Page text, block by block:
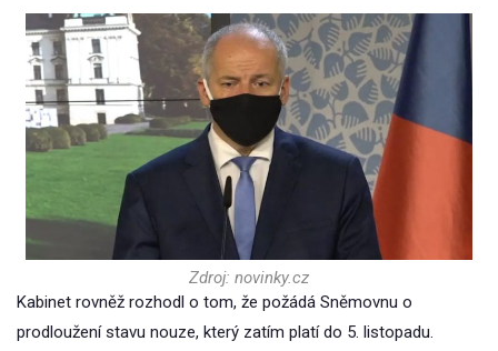
Zdroj: novinky.cz
Kabinet rovněž rozhodl o tom, že požádá Sněmovnu o
prodloužení stavu nouze, který zatím platí do 5. listopadu.